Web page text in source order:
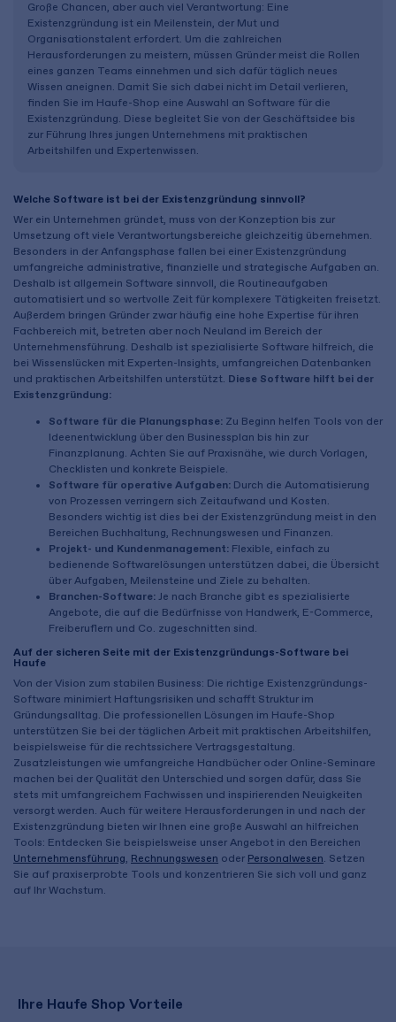
Große Chancen, aber auch viel Verantwortung: Eine
Existenzgründung ist ein Meilenstein, der Mut und
Organisationstalent erfordert. Um die zahlreichen
Herausforderungen zu meistern, müssen Gründer meist die Rollen
eines ganzen Teams einnehmen und sich dafür täglich neues
Wissen aneignen. Damit Sie sich dabei nicht im Detail verlieren,
finden Sie im Haufe-Shop eine Auswahl an Software für die
Existenzgründung. Diese begleitet Sie von der Geschäftsidee bis
zur Führung Ihres jungen Unternehmens mit praktischen
Arbeitshilfen und Expertenwissen.
Welche Software ist bei der Existenzgründung sinnvoll?
Wer ein Unternehmen gründet, muss von der Konzeption bis zur
Umsetzung oft viele Verantwortungsbereiche gleichzeitig übernehmen.
Besonders in der Anfangsphase fallen bei einer Existenzgründung
umfangreiche administrative, finanzielle und strategische Aufgaben an.
Deshalb ist allgemein Software sinnvoll, die Routineaufgaben
automatisiert und so wertvolle Zeit für komplexere Tätigkeiten freisetzt.
Außerdem bringen Gründer zwar häufig eine hohe Expertise für ihren
Fachbereich mit, betreten aber noch Neuland im Bereich der
Unternehmensführung. Deshalb ist spezialisierte Software hilfreich, die
bei Wissenslücken mit Experten-Insights, umfangreichen Datenbanken
und praktischen Arbeitshilfen unterstützt. Diese Software hilft bei der
Existenzgründung:
Software für die Planungsphase: Zu Beginn helfen Tools von der
Ideenentwicklung über den Businessplan bis hin zur
Finanzplanung. Achten Sie auf Praxisnähe, wie durch Vorlagen,
Checklisten und konkrete Beispiele.
Software für operative Aufgaben: Durch die Automatisierung
von Prozessen verringern sich Zeitaufwand und Kosten.
Besonders wichtig ist dies bei der Existenzgründung meist in den
Bereichen Buchhaltung, Rechnungswesen und Finanzen.
Projekt- und Kundenmanagement: Flexible, einfach zu
bedienende Softwarelösungen unterstützen dabei, die Übersicht
über Aufgaben, Meilensteine und Ziele zu behalten.
Branchen-Software: Je nach Branche gibt es spezialisierte
Angebote, die auf die Bedürfnisse von Handwerk, E-Commerce,
Freiberuflern und Co. zugeschnitten sind.
Auf der sicheren Seite mit der Existenzgründungs-Software bei
Haufe
Von der Vision zum stabilen Business: Die richtige Existenzgründungs-
Software minimiert Haftungsrisiken und schafft Struktur im
Gründungsalltag. Die professionellen Lösungen im Haufe-Shop
unterstützen Sie bei der täglichen Arbeit mit praktischen Arbeitshilfen,
beispielsweise für die rechtssichere Vertragsgestaltung.
Zusatzleistungen wie umfangreiche Handbücher oder Online-Seminare
machen bei der Qualität den Unterschied und sorgen dafür, dass Sie
stets mit umfangreichem Fachwissen und inspirierenden Neuigkeiten
versorgt werden. Auch für weitere Herausforderungen in und nach der
Existenzgründung bieten wir Ihnen eine große Auswahl an hilfreichen
Tools: Entdecken Sie beispielsweise unser Angebot in den Bereichen
Unternehmensführung, Rechnungswesen oder Personalwesen. Setzen
Sie auf praxiserprobte Tools und konzentrieren Sie sich voll und ganz
auf Ihr Wachstum.
Ihre Haufe Shop Vorteile